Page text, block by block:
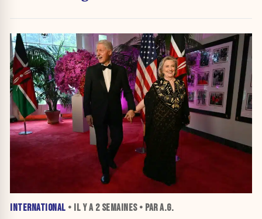
INTERNATIONAL • IL Y A 2 SEMAINES• PAR A.G.